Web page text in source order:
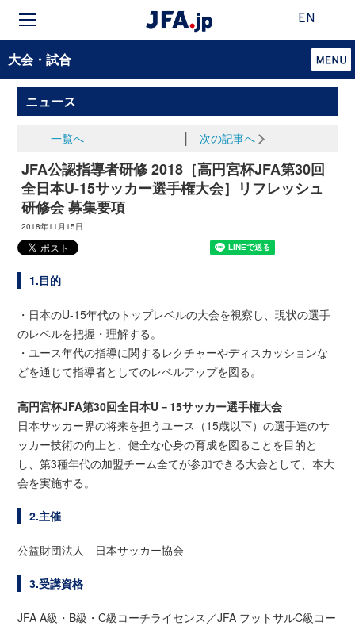
EN
大会・試合
ニュース
一覧へ 次の記事へ
JFA公認指導者研修 2018［高円宮杯JFA第30回
全日本U-15サッカー選手権大会］リフレッシュ
研修会 募集要項
2018年11月15日
1.目的
・日本のU-15年代のトップレベルの大会を視察し、現状の選手
のレベルを把握・理解する。
・ユース年代の指導に関するレクチャーやディスカッションな
どを通じて指導者としてのレベルアップを図る。
高円宮杯JFA第30回全日本U－15サッカー選手権大会
日本サッカー界の将来を担うユース（15歳以下）の選手達のサ
ッカー技術の向上と、健全な心身の育成を図ることを目的と
し、第3種年代の加盟チーム全てが参加できる大会として、本大
会を実施する。
2.主催
公益財団法人 日本サッカー協会
3.受講資格
JFA A級・B級・C級コーチライセンス／JFA フットサルC級コー